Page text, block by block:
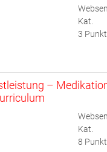
Kat.
3
–
Kat.
8